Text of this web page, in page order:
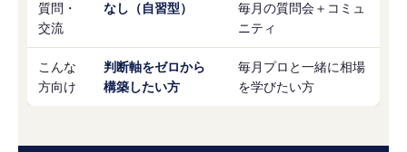
質問・
交流
なし（自習型）
毎月の質問会＋コミュ
ニティ
こんな
方向け
判断軸をゼロから
構築したい方
毎月プロと一緒に相場
を学びたい方